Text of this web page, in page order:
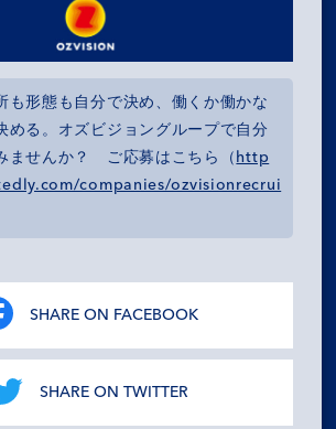
も形態も自分で決め、働くか働かな
める。オズビジョングループで自分
ませんか？ ご応募はこちら（ http
companies/ozvisionrecrui
SHARE ON FACEBOOK
SHARE ON TWITTER